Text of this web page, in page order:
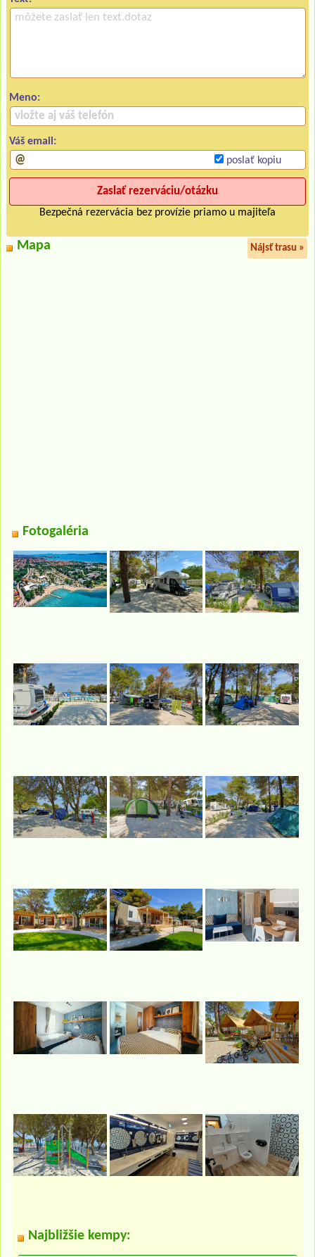
Meno:
Váš email:
poslať kopiu
Bezpečná rezervácia bez provízie priamo u majiteľa
Mapa Nájsť trasu »
Fotogaléria
Najbližšie kempy: